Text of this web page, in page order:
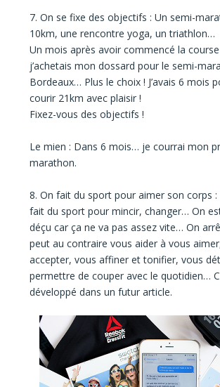
7. On se fixe des objectifs : Un semi-
10km, une rencontre yoga, un triathlon…
Un mois après avoir commencé la
j’achetais mon dossard pour le semi-
Bordeaux… Plus le choix ! J’avais 6 mois
courir 21km avec plaisir !
Fixez-vous des objectifs !
Le mien : Dans 6 mois… je courrai mon
marathon.
8. On fait du sport pour aimer son corps :
fait du sport pour mincir, changer… On
déçu car ça ne va pas assez vite… On
peut au contraire vous aider à vous
accepter, vous affiner et tonifier, vous
permettre de couper avec le quotidien…
développé dans un futur article.